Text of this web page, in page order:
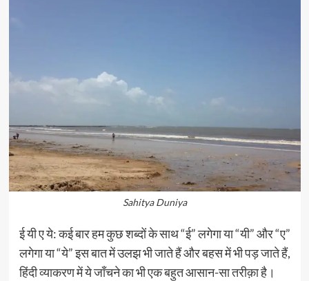
Sahitya Duniya
ई यी ए ये: कई बार हम कुछ शब्दों के साथ “ई” लगेगा या “यी” और “ए”
लगेगा या “ये” इस बात में उलझ भी जाते हैं और बहस में भी पड़ जाते हैं,
हिंदी व्याकरण में ये जाँचने का भी एक बहुत आसान-सा तरीक़ा है।